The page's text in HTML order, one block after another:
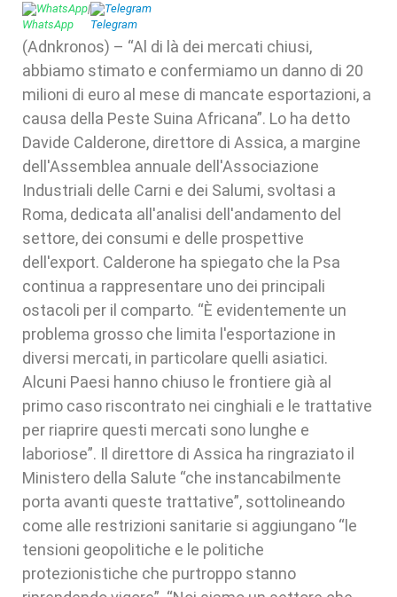
WhatsApp| Telegram
(Adnkronos) – “Al di là dei mercati chiusi,
abbiamo stimato e confermiamo un danno di 20
milioni di euro al mese di mancate esportazioni, a
causa della Peste Suina Africana”. Lo ha detto
Davide Calderone, direttore di Assica, a margine
dell'Assemblea annuale dell'Associazione
Industriali delle Carni e dei Salumi, svoltasi a
Roma, dedicata all'analisi dell'andamento del
settore, dei consumi e delle prospettive
dell'export. Calderone ha spiegato che la Psa
continua a rappresentare uno dei principali
ostacoli per il comparto. “È evidentemente un
problema grosso che limita l'esportazione in
diversi mercati, in particolare quelli asiatici.
Alcuni Paesi hanno chiuso le frontiere già al
primo caso riscontrato nei cinghiali e le trattative
per riaprire questi mercati sono lunghe e
laboriose”. Il direttore di Assica ha ringraziato il
Ministero della Salute “che instancabilmente
porta avanti queste trattative”, sottolineando
come alle restrizioni sanitarie si aggiungano “le
tensioni geopolitiche e le politiche
protezionistiche che purtroppo stanno